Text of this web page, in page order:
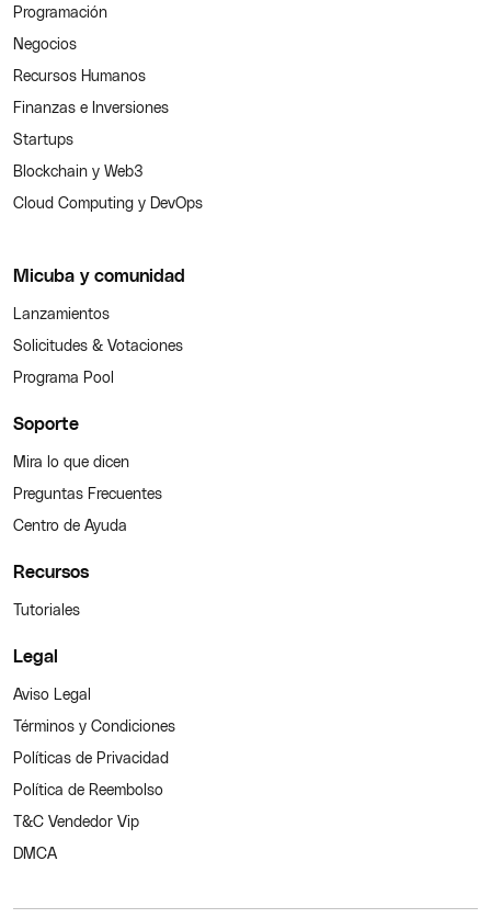
Programación
Negocios
Recursos Humanos
Finanzas e Inversiones
Startups
Blockchain y Web3
Cloud Computing y DevOps
Micuba y comunidad
Lanzamientos
Solicitudes & Votaciones
Programa Pool
Soporte
Mira lo que dicen
Preguntas Frecuentes
Centro de Ayuda
Recursos
Tutoriales
Legal
Aviso Legal
Términos y Condiciones
Políticas de Privacidad
Política de Reembolso
T&C Vendedor Vip
DMCA